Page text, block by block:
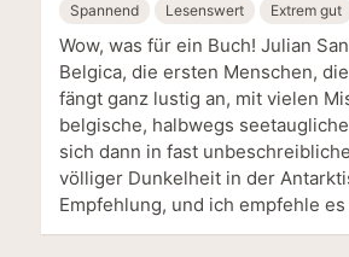
Spannend Lesenswert Extrem gut
Wow, was für ein Buch! Julian
Belgica, die ersten Menschen,
fängt ganz lustig an, mit vielen
belgische, halbwegs
sich dann in fast
völliger Dunkelheit in der
Empfehlung, und ich empfehle